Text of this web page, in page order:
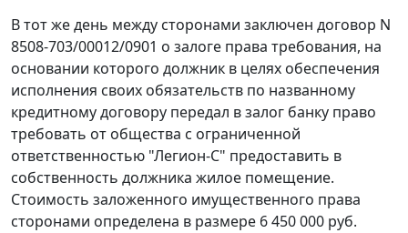
В тот же день между сторонами заключен договор N
8508-703/00012/0901 о залоге права требования, на
основании которого должник в целях обеспечения
исполнения своих обязательств по названному
кредитному договору передал в залог банку право
требовать от общества с ограниченной
ответственностью "Легион-С" предоставить в
собственность должника жилое помещение.
Стоимость заложенного имущественного права
сторонами определена в размере 6 450 000 руб.